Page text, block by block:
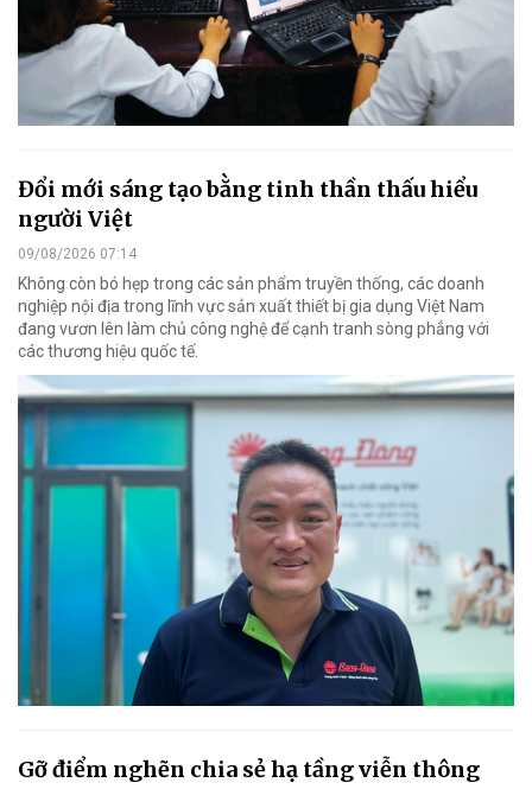
Đổi mới sáng tạo bằng tinh thần thấu hiểu
người Việt
09/08/2026 07:14
Không còn bó hẹp trong các sản phẩm truyền thống, các doanh
nghiệp nội địa trong lĩnh vực sản xuất thiết bị gia dụng Việt Nam
đang vươn lên làm chủ công nghệ để cạnh tranh sòng phẳng với
các thương hiệu quốc tế.
Gỡ điểm nghẽn chia sẻ hạ tầng viễn thông